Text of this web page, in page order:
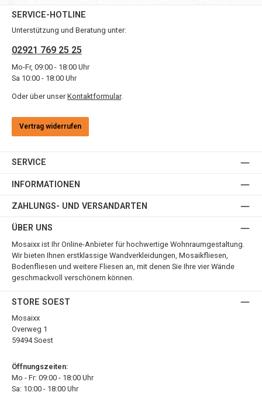
SERVICE-HOTLINE
Unterstützung und Beratung unter:
02921 769 25 25
Mo-Fr, 09:00 - 18:00 Uhr
Sa 10:00 - 18:00 Uhr
Oder über unser Kontaktformular.
Vertrag widerrufen
SERVICE
INFORMATIONEN
ZAHLUNGS- UND VERSANDARTEN
ÜBER UNS
Mosaixx ist Ihr Online-Anbieter für hochwertige Wohnraumgestaltung.
Wir bieten Ihnen erstklassige Wandverkleidungen, Mosaikfliesen,
Bodenfliesen und weitere Fliesen an, mit denen Sie Ihre vier Wände
geschmackvoll verschönern können.
STORE SOEST
Mosaixx
Overweg 1
59494 Soest
Öffnungszeiten:
Mo - Fr: 09:00 - 18:00 Uhr
Sa: 10:00 - 18:00 Uhr